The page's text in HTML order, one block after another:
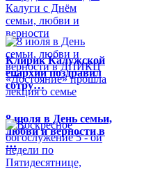
Клирик Калужской
епархии поздравил
сотру…
8 июля в День семьи,
любви и верности в
…